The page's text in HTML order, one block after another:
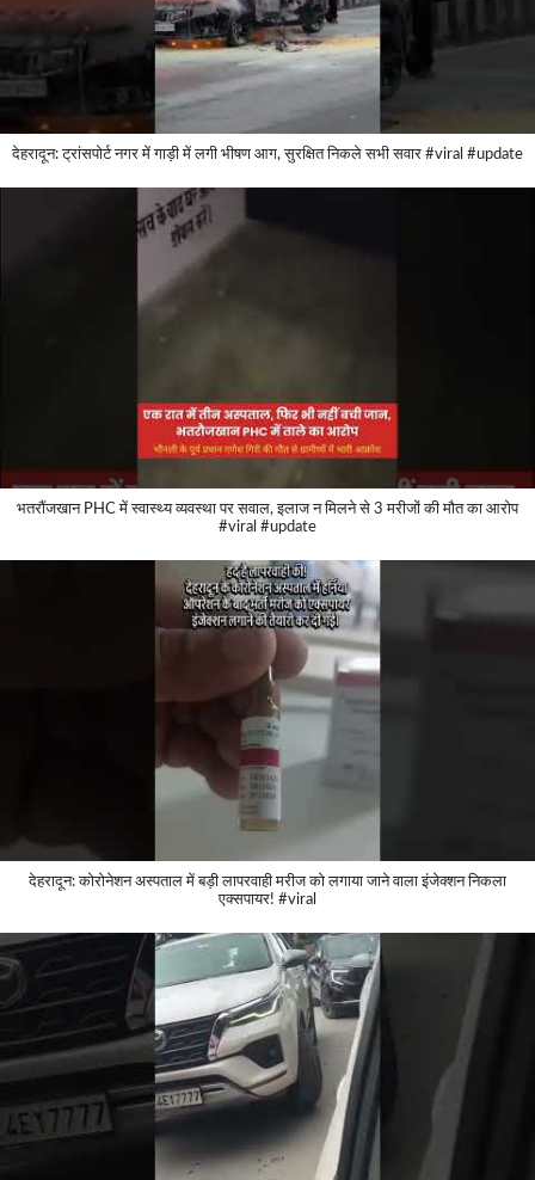
देहरादून: ट्रांसपोर्ट नगर में गाड़ी में लगी भीषण आग, सुरक्षित निकले सभी सवार #viral #update
भतरौंजखान PHC में स्वास्थ्य व्यवस्था पर सवाल, इलाज न मिलने से 3 मरीजों की मौत का आरोप
#viral #update
देहरादून: कोरोनेशन अस्पताल में बड़ी लापरवाही मरीज को लगाया जाने वाला इंजेक्शन निकला
एक्सपायर! #viral